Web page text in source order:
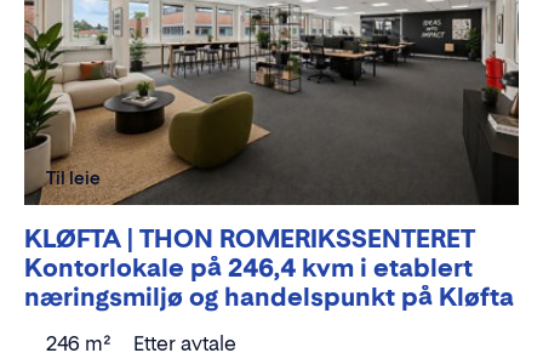
KLØFTA | THON ROMERIKSSENTERET
Kontorlokale på 246,4 kvm i etablert
næringsmiljø og handelspunkt på Kløfta
246 m² Etter avtale
Til leie